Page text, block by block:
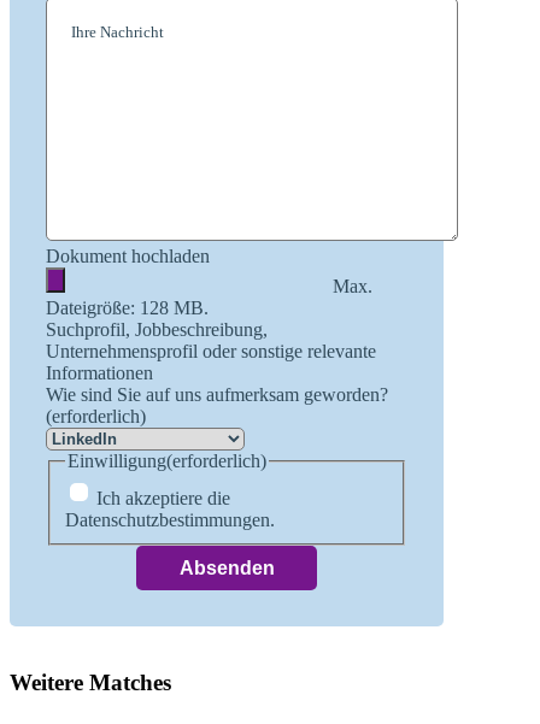
Dokument hochladen
Max.
Dateigröße: 128 MB.
Suchprofil, Jobbeschreibung,
Unternehmensprofil oder sonstige relevante
Informationen
Wie sind Sie auf uns aufmerksam geworden?
(erforderlich)
Einwilligung(erforderlich)
Ich akzeptiere die
Datenschutzbestimmungen.
Weitere Matches